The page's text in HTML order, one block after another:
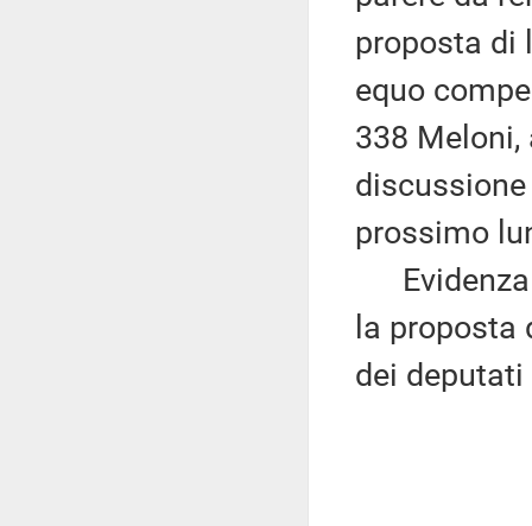
proposta di
equo
338 Meloni,
prossimo
Evidenza
la proposta
dei